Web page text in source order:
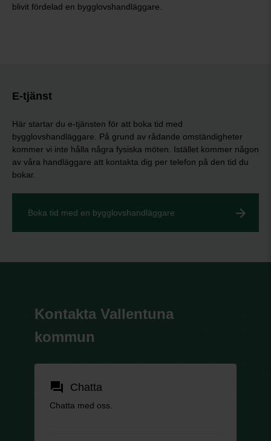
blivit fördelad en bygglovshandläggare.
E-tjänst
Här startar du e-tjänsten för att boka tid med
bygglovshandläggare. På grund av rådande omständigheter
kommer vi inte hålla några fysiska möten. Istället kommer någon
av våra handläggare att kontakta dig per telefon på den tid du
bokar.
Boka tid med en bygglovshandläggare
Kontakta Vallentuna
kommun
forum Chatta
Chatta med oss.